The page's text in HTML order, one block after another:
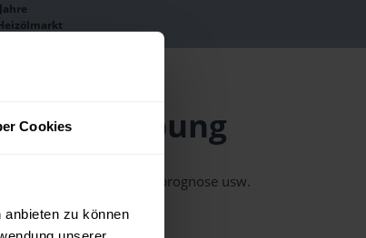
Cookies
zu können
Umgebung
Charts, Preisprognose usw.
Preisrechner.